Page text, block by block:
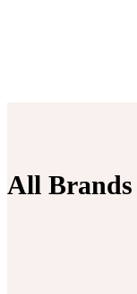
All Brands